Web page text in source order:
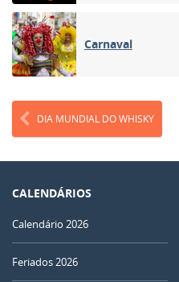
Carnaval
DIA MUNDIAL DO WHISKY
CALENDÁRIOS
Calendário 2026
Feriados 2026